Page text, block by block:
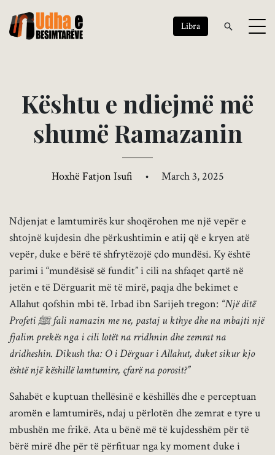
Libra
Kështu e ndiejmë më
shumë Ramazanin
Hoxhë Fatjon Isufi • March 3, 2025
Ndjenjat e lamtumirës kur shoqërohen me një vepër e
shtojnë kujdesin dhe përkushtimin e atij që e kryen atë
vepër, duke e bërë të shfrytëzojë çdo mundësi. Ky është
parimi i “mundësisë së fundit” i cili na shfaqet qartë në
jetën e të Dërguarit më të mirë, paqja dhe bekimet e
Allahut qofshin mbi të. Irbad ibn Sarijeh tregon: “Një ditë
Profeti ﷺ fali namazin me ne, pastaj u kthye dhe na mbajti një
fjalim prekës nga i cili lotët na rridhnin dhe zemrat na
dridheshin. Dikush tha: O i Dërguar i Allahut, duket sikur kjo
është një këshillë lamtumire, çfarë na porosit?”
Sahabët e kuptuan thellësinë e këshillës dhe e perceptuan
aromën e lamtumirës, ndaj u përlotën dhe zemrat e tyre u
mbushën me frikë. Ata u bënë më të kujdesshëm për të
bërë mirë dhe për të përfituar nga ky moment duke i